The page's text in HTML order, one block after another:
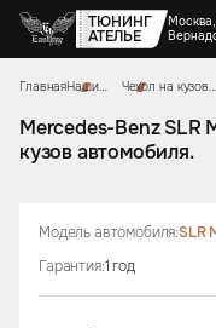
ТЮНИНГ
АТЕЛЬЕ
Telegram
Цены
Акции
Аквапринт
Тюнинг руля
Ремонт кузова и покраска
Автозвук
Активный выхлоп
ГлавнаяНаши
Чехол на кузов
Mercedes-Benz SLR
кузов автомобиля.
Модель автомобиля:SLR
Гарантия:1 год